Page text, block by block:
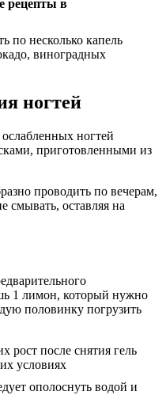
по несколько капель
виноградных
ногтей
ногтей
приготовленными из
проводить по вечерам,
смывать, оставляя на
1 лимон, который нужно
половинку погрузить
ополоснуть водой и